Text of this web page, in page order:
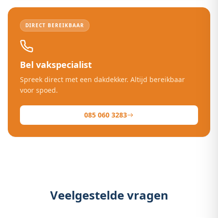
DIRECT BEREIKBAAR
Bel vakspecialist
Spreek direct met een dakdekker. Altijd bereikbaar
voor spoed.
085 060 3283
Veelgestelde vragen